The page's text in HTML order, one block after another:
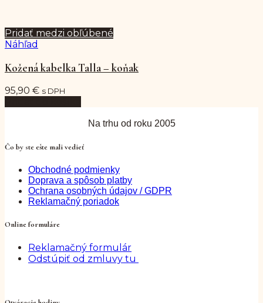
Pridať medzi obľúbené
Náhľad
Kožená kabelka Talla – koňak
95,90 € s DPH
Na trhu od roku 2005
Čo by ste ešte mali vedieť
Obchodné podmienky
Doprava a spôsob platby
Ochrana osobných údajov / GDPR
Reklamačný poriadok
Online formuláre
Reklamačný formulár
Odstúpiť od zmluvy tu